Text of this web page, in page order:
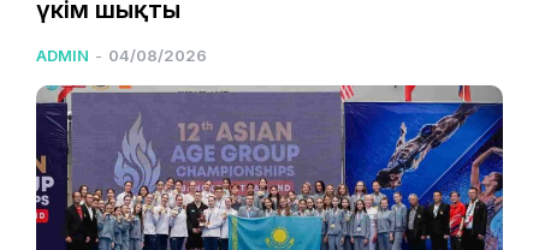
үкім шықты
ADMIN - 04/08/2026